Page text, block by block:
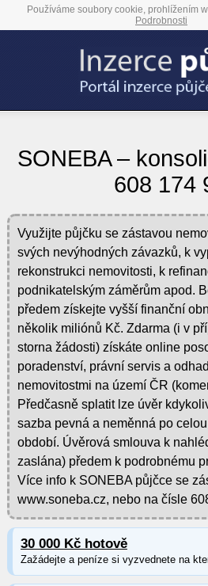
Používáme soubory cookie, prohlížením
Podrobnosti
SONEBA –
608 174
Využijte půjčku se zástavou
svých nevýhodných závazků, k
rekonstrukci nemovitosti, k
podnikatelským záměrům apod.
předem získejte vyšší finanční
několik miliónů Kč. Zdarma (i v
storna žádosti) získáte online
poradenství, právní servis a
nemovitostmi na území ČR
Předčasně splatit lze úvěr
sazba pevná a neměnná po
období. Úvěrová smlouva k
zaslána) předem k podrobnému
Více info k SONEBA půjčce se
www.soneba.cz, nebo na čísle
30 000 Kč hotově
Zažádejte a peníze si vyzvednete na